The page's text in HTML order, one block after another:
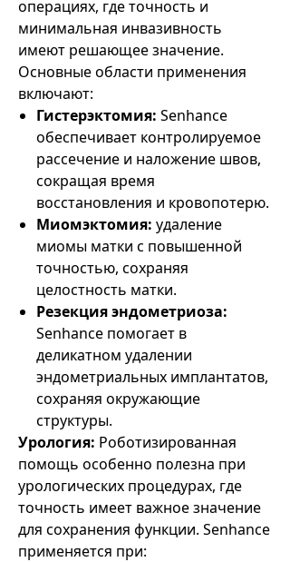
операциях, где точность и
минимальная инвазивность
имеют решающее значение.
Основные области применения
включают:
Гистерэктомия: Senhance
обеспечивает контролируемое
рассечение и наложение швов,
сокращая время
восстановления и кровопотерю.
Миомэктомия: удаление
миомы матки с повышенной
точностью, сохраняя
целостность матки.
Резекция эндометриоза:
Senhance помогает в
деликатном удалении
эндометриальных имплантатов,
сохраняя окружающие
структуры.
Урология: Роботизированная
помощь особенно полезна при
урологических процедурах, где
точность имеет важное значение
для сохранения функции. Senhance
применяется при: